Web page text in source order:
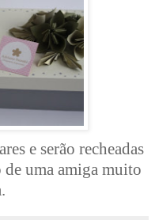
e serão recheadas
uma amiga muito